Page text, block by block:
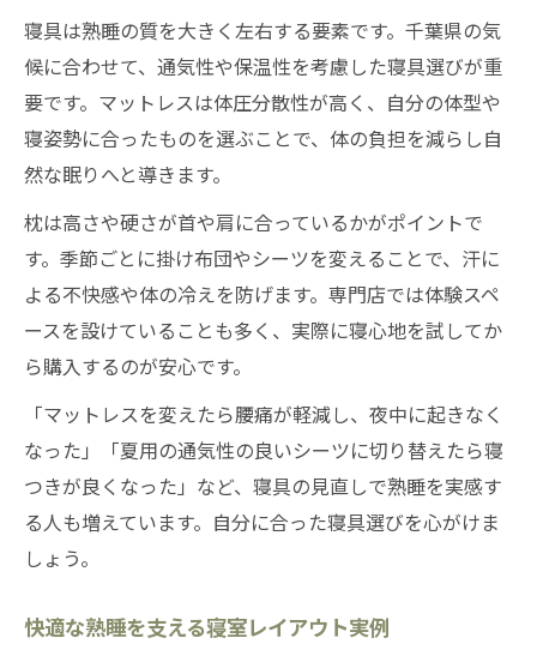
寝具は熟睡の質を大きく左右する要素です。千葉県の気
候に合わせて、通気性や保温性を考慮した寝具選びが重
要です。マットレスは体圧分散性が高く、自分の体型や
寝姿勢に合ったものを選ぶことで、体の負担を減らし自
然な眠りへと導きます。
枕は高さや硬さが首や肩に合っているかがポイントで
す。季節ごとに掛け布団やシーツを変えることで、汗に
よる不快感や体の冷えを防げます。専門店では体験スペ
ースを設けていることも多く、実際に寝心地を試してか
ら購入するのが安心です。
「マットレスを変えたら腰痛が軽減し、夜中に起きなく
なった」「夏用の通気性の良いシーツに切り替えたら寝
つきが良くなった」など、寝具の見直しで熟睡を実感す
る人も増えています。自分に合った寝具選びを心がけま
しょう。
快適な熟睡を支える寝室レイアウト実例